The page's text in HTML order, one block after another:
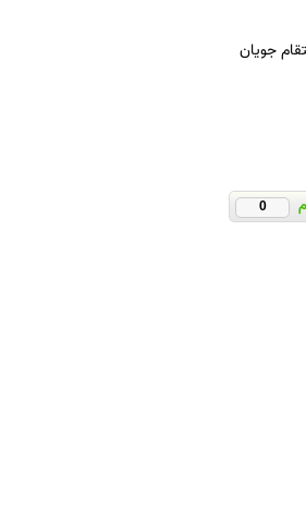
شود و بیشتر انتقام جویان
0